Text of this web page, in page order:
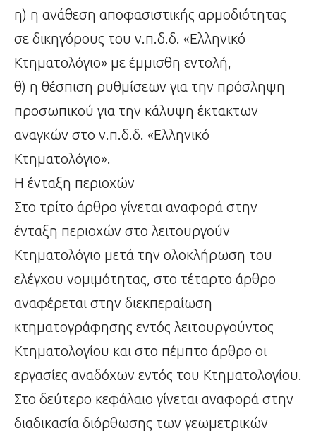
η) η ανάθεση αποφασιστικής αρμοδιότητας
σε δικηγόρους του ν.π.δ.δ. «Ελληνικό
Κτηματολόγιο» με έμμισθη εντολή,
θ) η θέσπιση ρυθμίσεων για την πρόσληψη
προσωπικού για την κάλυψη έκτακτων
αναγκών στο ν.π.δ.δ. «Ελληνικό
Κτηματολόγιο».
Η ένταξη περιοχών
Στο τρίτο άρθρο γίνεται αναφορά στην
ένταξη περιοχών στο λειτουργούν
Κτηματολόγιο μετά την ολοκλήρωση του
ελέγχου νομιμότητας, στο τέταρτο άρθρο
αναφέρεται στην διεκπεραίωση
κτηματογράφησης εντός λειτουργούντος
Κτηματολογίου και στο πέμπτο άρθρο οι
εργασίες αναδόχων εντός του Κτηματολογίου.
Στο δεύτερο κεφάλαιο γίνεται αναφορά στην
διαδικασία διόρθωσης των γεωμετρικών